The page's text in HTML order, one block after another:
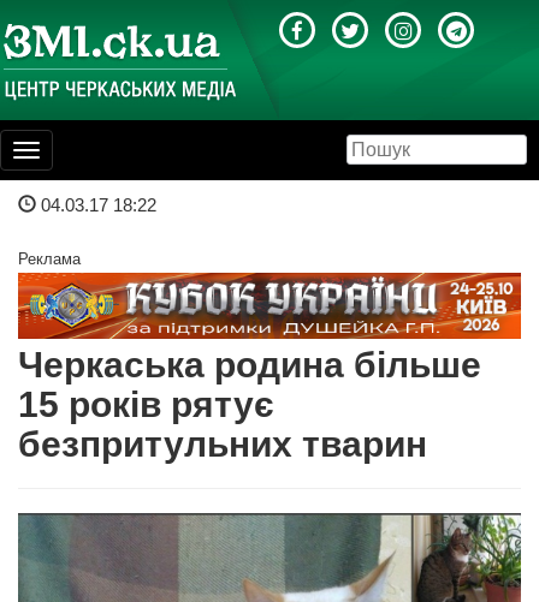
Toggle
navigation
04.03.17 18:22
Реклама
Черкаська родина більше
15 років рятує
безпритульних тварин